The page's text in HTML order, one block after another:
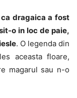
dragaica a fost
o in loc de paie,
. O legenda din
aceasta floare,
magarul sau n-o